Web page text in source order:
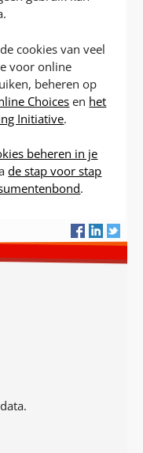
cookies van veel
voor online
beheren op
Choicesen het
Initiative.
beheren in je
de stap voor stap
.